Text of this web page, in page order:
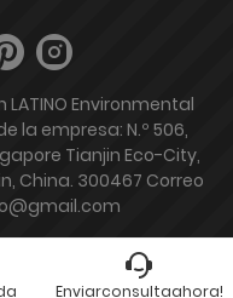
Environmental
la empresa: N.º 506,
Tianjin Eco-City,
China. 300467 Correo
Enviarconsultaahora!